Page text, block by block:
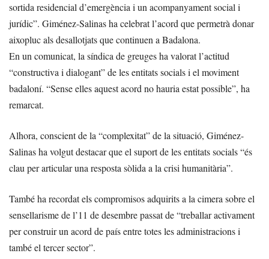
sortida residencial d’emergència i un acompanyament social i
jurídic”. Giménez-Salinas ha celebrat l’acord que permetrà donar
aixopluc als desallotjats que continuen a Badalona.
En un comunicat, la síndica de greuges ha valorat l’actitud
“constructiva i dialogant” de les entitats socials i el moviment
badaloní. “Sense elles aquest acord no hauria estat possible”, ha
remarcat.
Alhora, conscient de la “complexitat” de la situació, Giménez-
Salinas ha volgut destacar que el suport de les entitats socials “és
clau per articular una resposta sòlida a la crisi humanitària”.
També ha recordat els compromisos adquirits a la cimera sobre el
sensellarisme de l’11 de desembre passat de “treballar activament
per construir un acord de país entre totes les administracions i
també el tercer sector”.